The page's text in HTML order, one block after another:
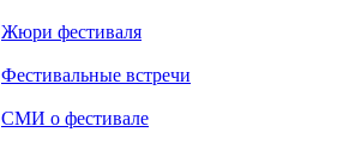
Жюри фестиваля
Фестивальные встречи
СМИ о фестивале